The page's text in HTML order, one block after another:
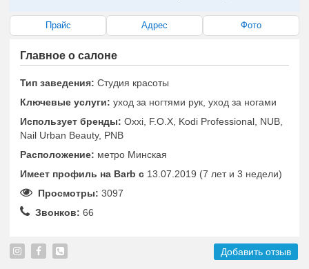
Прайс Адрес Фото
Главное о салоне
Тип заведения: Студия красоты
Ключевые услуги: уход за ногтями рук, уход за ногами
Использует бренды: Oxxi, F.O.X, Kodi Professional, NUB,
Nail Urban Beauty, PNB
Расположение: метро Минская
Имеет профиль на Barb c 13.07.2019 (7 лет и 3 недели)
Просмотры: 3097
Звонков: 66
Добавить отзыв